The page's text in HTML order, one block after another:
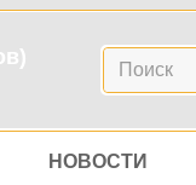
Поиск
НОВОСТИ